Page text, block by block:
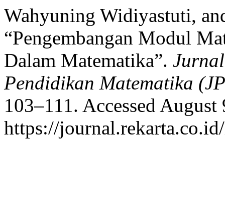
Wahyuning Widiyastuti,
“Pengembangan Modul
Dalam Matematika”.
Pendidikan Matematika
103–111. Accessed August
https://